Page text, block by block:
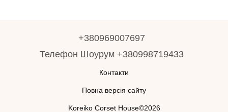
+380969007697
Телефон Шоурум +380998719433
Контакти
Повна версія сайту
Koreiko Corset House©2026